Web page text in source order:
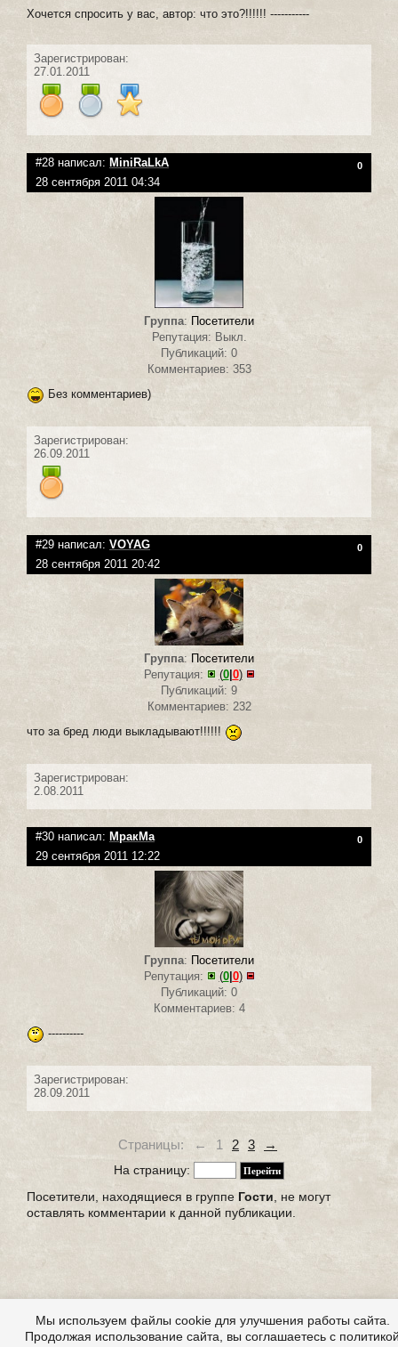
Хочется спросить у вас, автор: что это?!!!!!! -----------
Зарегистрирован:
27.01.2011
#28 написал: MiniRaLkA 0
28 сентября 2011 04:34
Группа: Посетители
Репутация: Выкл.
Публикаций: 0
Комментариев: 353
Без комментариев)
Зарегистрирован:
26.09.2011
#29 написал: VOYAG 0
28 сентября 2011 20:42
Группа: Посетители
Репутация:
(0| 0)
Публикаций: 9
Комментариев: 232
что за бред люди выкладывают!!!!!!
Зарегистрирован:
2.08.2011
#30 написал: МракМа 0
29 сентября 2011 12:22
Группа: Посетители
Репутация:
(0| 0)
Публикаций: 0
Комментариев: 4
----------
Зарегистрирован:
28.09.2011
Страницы: ← 1 2 3 →
На страницу:
Посетители, находящиеся в группе Гости, не могут
оставлять комментарии к данной публикации.
Мы используем файлы cookie для улучшения работы сайта.
Продолжая использование сайта, вы соглашаетесь с